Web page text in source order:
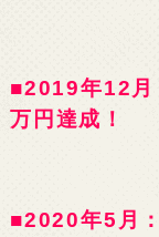
■2019年12月
万円達成！
■2020年5月